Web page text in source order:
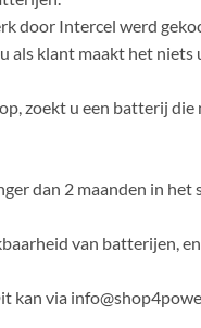
door Intercel werd
klant maakt het
zoekt u een batterij
dan 2 maanden in
van batterijen,
via